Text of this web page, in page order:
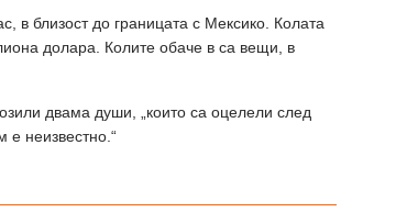
в близост до границата с Мексико. Колата
долара. Колите обаче в са вещи, в
двама души, „които са оцелели след
е неизвестно.“